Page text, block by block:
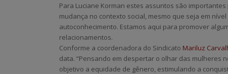
Para Luciane Korman estes assuntos são
mudança no contexto social, mesmo que seja em
autoconhecimento. Estamos aqui para promover
relacionamentos.
Conforme a coordenadora do Sindicato Mariluz
data. “Pensando em despertar o olhar das mulheres
objetivo a equidade de gênero, estimulando a